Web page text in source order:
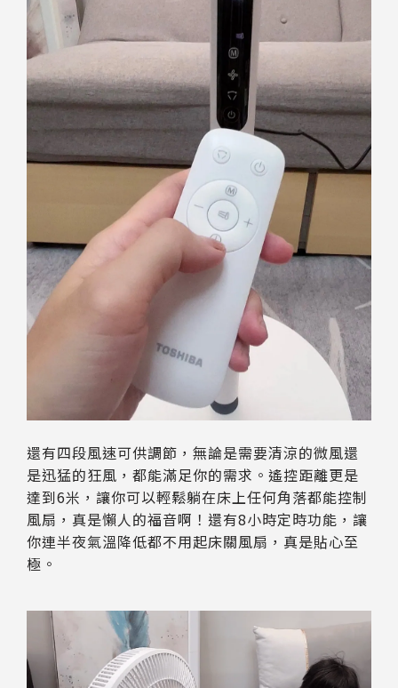
還有四段風速可供調節，無論是需要清涼的微風還
是迅猛的狂風，都能滿足你的需求。遙控距離更是
達到6米，讓你可以輕鬆躺在床上任何角落都能控制
風扇，真是懶人的福音啊！還有8小時定時功能，讓
你連半夜氣溫降低都不用起床關風扇，真是貼心至
極。